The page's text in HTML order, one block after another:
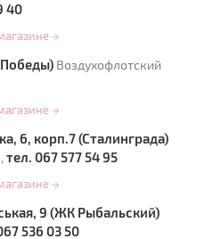
40
→
Воздухофлотский
→
6, корп.7 (Сталинграда)
тел. 067 577 54 95
→
9 (ЖК Рыбальский)
536 03 50